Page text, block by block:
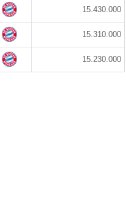
15.430.000
15.310.000
15.230.000